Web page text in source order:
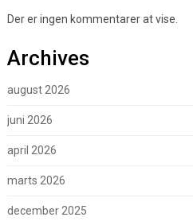
Der er ingen kommentarer at vise.
Archives
august 2026
juni 2026
april 2026
marts 2026
december 2025